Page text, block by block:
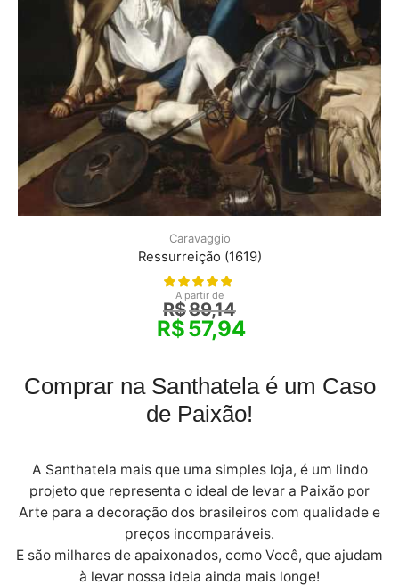
Caravaggio
Ressurreição (1619)
A partir de
R$89,14
R$57,94
Comprar na Santhatela é um Caso
de Paixão!
A Santhatela mais que uma simples loja, é um lindo
projeto que representa o ideal de levar a Paixão por
Arte para a decoração dos brasileiros com qualidade e
preços incomparáveis.
E são milhares de apaixonados, como Você, que ajudam
à levar nossa ideia ainda mais longe!